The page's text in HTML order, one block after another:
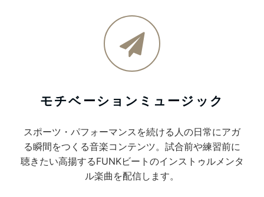
モチベーションミュージック
スポーツ・パフォーマンスを続ける人の日常にアガ
る瞬間をつくる音楽コンテンツ。試合前や練習前に
聴きたい高揚するFUNKビートのインストゥルメンタ
ル楽曲を配信します。